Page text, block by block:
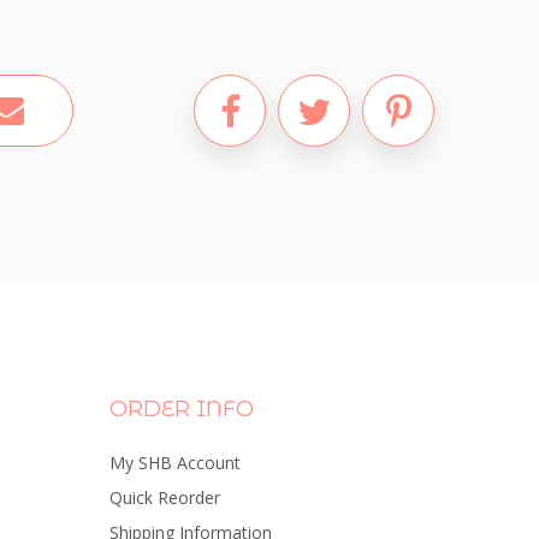
ORDER INFO
My SHB Account
Quick Reorder
Shipping Information